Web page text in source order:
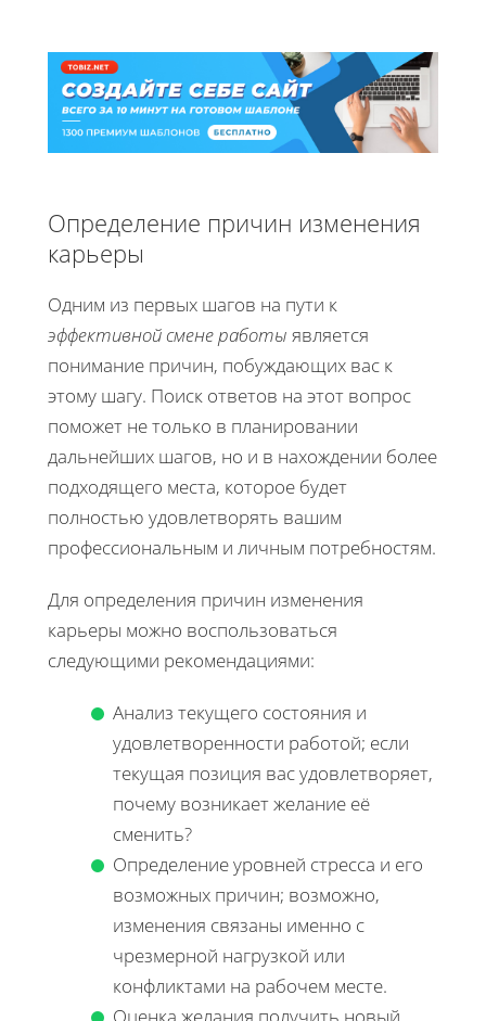
Определение причин изменения
карьеры
Одним из первых шагов на пути к
эффективной смене работы является
понимание причин, побуждающих вас к
этому шагу. Поиск ответов на этот вопрос
поможет не только в планировании
дальнейших шагов, но и в нахождении более
подходящего места, которое будет
полностью удовлетворять вашим
профессиональным и личным потребностям.
Для определения причин изменения
карьеры можно воспользоваться
следующими рекомендациями:
Анализ текущего состояния и
удовлетворенности работой; если
текущая позиция вас удовлетворяет,
почему возникает желание её
сменить?
Определение уровней стресса и его
возможных причин; возможно,
изменения связаны именно с
чрезмерной нагрузкой или
конфликтами на рабочем месте.
Оценка желания получить новый